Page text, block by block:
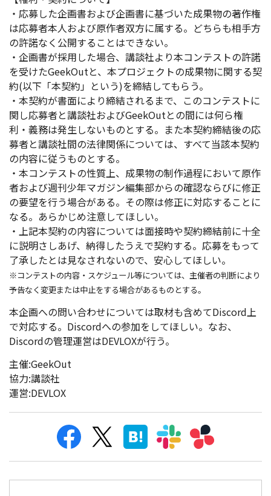
・応募した企画書および企画書に基づいた成果物の著作権
は応募者本人および原作者双方に属する。どちらも相手方
の許諾なく公開することはできない。
・企画書が採用した場合、講談社より本コンテストの許諾
を受けたGeekOutと、本プロジェクトの成果物に関する契
約(以下「本契約」という)を締結してもらう。
・本契約が書面により締結されるまで、このコンテストに
関し応募者と講談社およびGeekOutとの間には何ら権
利・義務は発生しないものとする。また本契約締結後の応
募者と講談社間の法律関係については、すべて当該本契約
の内容に従うものとする。
・本コンテストの性質上、成果物の制作過程において原作
者および週刊少年マガジン編集部からの確認ならびに修正
の要望を行う場合がある。その際は修正に対応することに
なる。あらかじめ注意してほしい。
・上記本契約の内容については面接時や契約締結前に十全
に説明さしあげ、納得したうえで契約する。応募をもって
了承したとは見なされないので、安心してほしい。
※コンテストの内容・スケジュール等については、主催者の判断により
予告なく変更または中止をする場合があるものとする。
本企画への問い合わせについては取材も含めてDiscord上
で対応する。Discordへの参加をしてほしい。なお、
Discordの管理運営はDEVLOXが行う。
主催:GeekOut
協力:講談社
運営:DEVLOX